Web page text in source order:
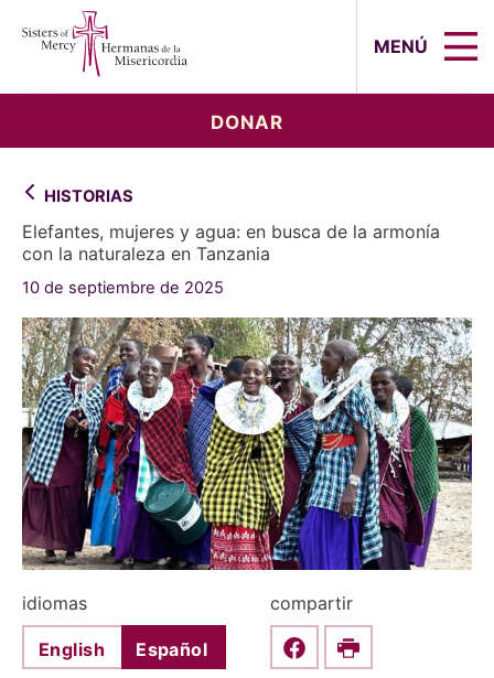
MENÚ
DONAR
HISTORIAS
Elefantes, mujeres y agua: en busca de la armonía
con la naturaleza en Tanzania
10 de septiembre de 2025
idiomas
English Español
compartir
Share this on Facebook
Print